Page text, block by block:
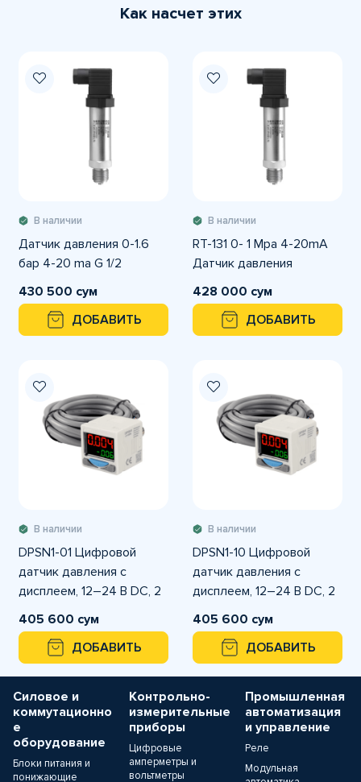
Как насчет этих
В наличии
Датчик давления 0-1.6
бар 4-20 mа G 1/2
430 500 сум
ДОБАВИТЬ
В наличии
RT-131 0- 1 Mpa 4-20mA
Датчик давления
428 000 сум
ДОБАВИТЬ
В наличии
DPSN1-01 Цифровой
датчик давления с
дисплеем, 12–24 В DC, 2
выхода NPN, диапазон
-0.1…+0.1 MPa
405 600 сум
ДОБАВИТЬ
В наличии
DPSN1-10 Цифровой
датчик давления с
дисплеем, 12–24 В DC, 2
выхода NPN, диапазон
-0.1…+1.0 MPa
405 600 сум
ДОБАВИТЬ
Силовое и
коммутационно
е
оборудование
Блоки питания и
понижающие
Контрольно-
измерительные
приборы
Цифровые
амперметры и
вольтметры
Промышленная
автоматизация
и управление
Реле
Модульная